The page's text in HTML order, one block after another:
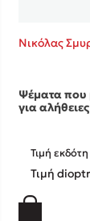
Νικόλας
Ψέματα που
για αλήθειες
Τιμή εκδότη
Τιμή